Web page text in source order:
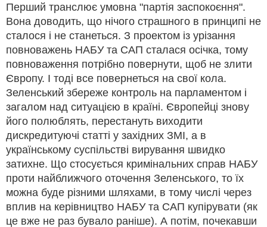
Перший транслює умовна "партія заспокоєння".
Вона доводить, що нічого страшного в принципі не
сталося і не станеться. З проектом із урізання
повноважень НАБУ та САП сталася осічка, тому
повноваження потрібно повернути, щоб не злити
Європу. І тоді все повернеться на свої кола.
Зеленський збереже контроль на парламентом і
загалом над ситуацією в країні. Європейці знову
його полюблять, перестануть виходити
дискредитуючі статті у західних ЗМІ, а в
українському суспільстві вирування швидко
затихне. Що стосується кримінальних справ НАБУ
проти найближчого оточення Зеленського, то їх
можна буде різними шляхами, в тому числі через
вплив на керівництво НАБУ та САП купірувати (як
це вже не раз бувало раніше). А потім, почекавши